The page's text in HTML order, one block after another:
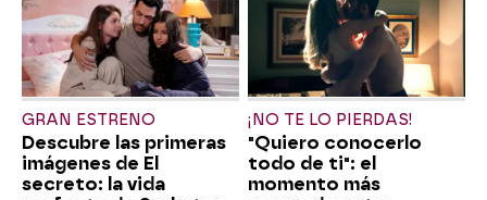
GRAN ESTRENO
Descubre las primeras
imágenes de El
secreto: la vida
¡NO TE LO PIERDAS!
"Quiero conocerlo
todo de ti": el
momento más